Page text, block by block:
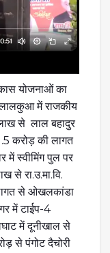
योजनाओं का
लालकुआ में राजकीय
लाख से लाल बहादुर
1.5 करोड़ की लागत
में स्वीमिंग पुल पर
से रा.उ.मा.वि.
से ओखलकांडा
में टाईप-4
में दूनीखाल से
से पंगोट दैचोरी